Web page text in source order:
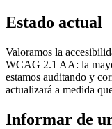
Estado actual
Valoramos la
WCAG 2.1 AA: la
estamos auditando y
actualizará a medida
Informar de